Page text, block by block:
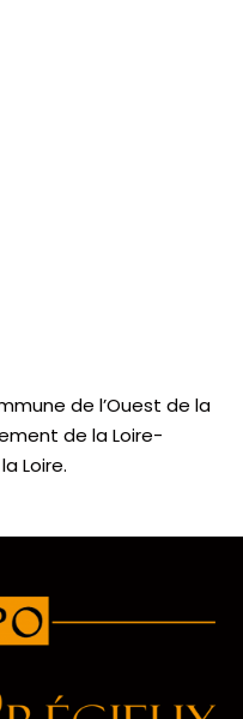
de l’Ouest de la
de la Loire-
Loire.